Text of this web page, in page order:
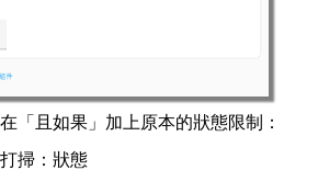
「且如果」加上原本的狀態限制：
掃：狀態